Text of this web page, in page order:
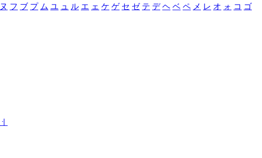
ヌ フ ブ プ ム ユ ュ ル エ ェ ケ ゲ セ ゼ テ デ ヘ ベ ペ メ レ オ ォ コ ゴ
ㆎ